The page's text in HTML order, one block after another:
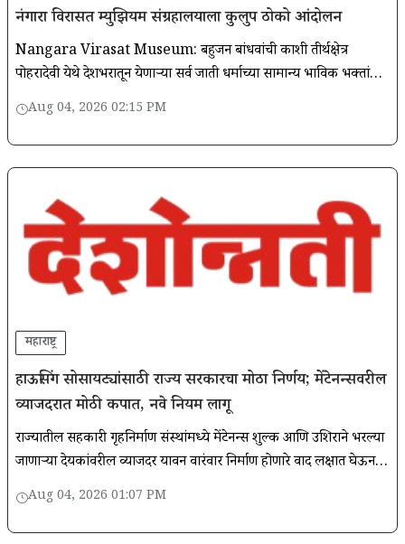
नंगारा विरासत म्युझियम संग्रहालयाला कुलुप ठोको आंदोलन
Nangara Virasat Museum: बहुजन बांधवांची काशी तीर्थक्षेत्र
पोहरादेवी येथे देशभरातून येणाऱ्या सर्व जाती धर्माच्या सामान्य भाविक भक्तांची
भावना लक्षात घेऊन नंगारा विरासत म्युझियम संग्रहालय दर १०० रुपये
Aug 04, 2026 02:15 PM
महाराष्ट्र
हाऊसिंग सोसायट्यांसाठी राज्य सरकारचा मोठा निर्णय; मेंटेनन्सवरील
व्याजदरात मोठी कपात, नवे नियम लागू
राज्यातील सहकारी गृहनिर्माण संस्थांमध्ये मेंटेनन्स शुल्क आणि उशिराने भरल्या
जाणाऱ्या देयकांवरील व्याजदर यावरून वारंवार निर्माण होणारे वाद लक्षात घेऊन
राज्य सरकारने महत्त्वाचे बदल केले आहेत.
Aug 04, 2026 01:07 PM